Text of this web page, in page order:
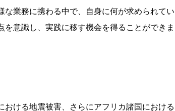
業務に携わる中で、自身に何が求められてい
意識し、実践に移す機会を得ることができま
ける地震被害、さらにアフリカ諸国における